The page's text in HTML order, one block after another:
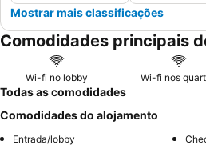
Mostrar mais classificações
Comodidades principais
Wi-fi no lobby Wi-fi nos
Todas as comodidades
Comodidades do alojamento
Entrada/lobby